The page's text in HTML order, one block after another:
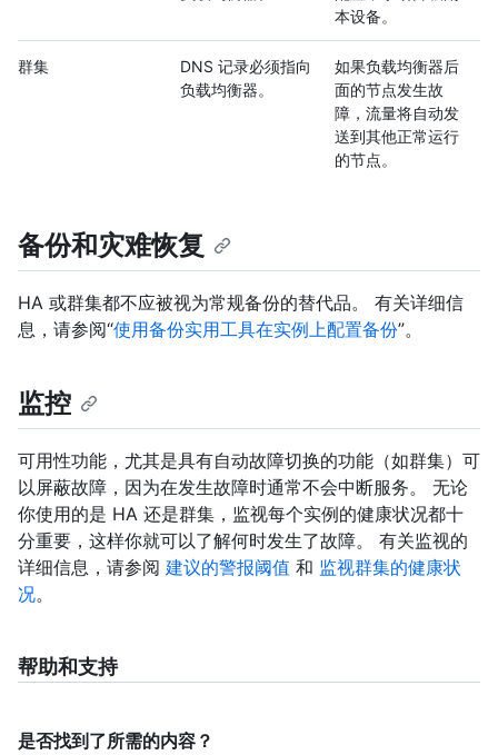
本设备。
群集
DNS 记录必须指向
负载均衡器。
如果负载均衡器后
面的节点发生故
障，流量将自动发
送到其他正常运行
的节点。
备份和灾难恢复
HA 或群集都不应被视为常规备份的替代品。 有关详细信
息，请参阅“使用备份实用工具在实例上配置备份”。
监控
可用性功能，尤其是具有自动故障切换的功能（如群集）可
以屏蔽故障，因为在发生故障时通常不会中断服务。 无论
你使用的是 HA 还是群集，监视每个实例的健康状况都十
分重要，这样你就可以了解何时发生了故障。 有关监视的
详细信息，请参阅 建议的警报阈值 和 监视群集的健康状
况。
帮助和支持
是否找到了所需的内容？